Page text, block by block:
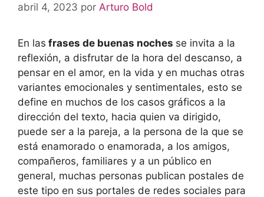
abril 4, 2023 por Arturo Bold
En las frases de buenas noches se invita a la
reflexión, a disfrutar de la hora del descanso, a
pensar en el amor, en la vida y en muchas otras
variantes emocionales y sentimentales, esto se
define en muchos de los casos gráficos a la
dirección del texto, hacia quien va dirigido,
puede ser a la pareja, a la persona de la que se
está enamorado o enamorada, a los amigos,
compañeros, familiares y a un público en
general, muchas personas publican postales de
este tipo en sus portales de redes sociales para